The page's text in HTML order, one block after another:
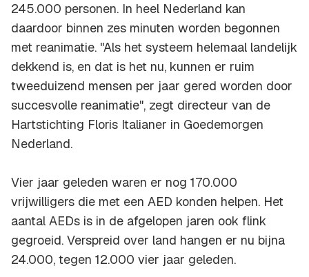
245.000 personen. In heel Nederland kan
daardoor binnen zes minuten worden begonnen
met reanimatie. "Als het systeem helemaal landelijk
dekkend is, en dat is het nu, kunnen er ruim
tweeduizend mensen per jaar gered worden door
succesvolle reanimatie", zegt directeur van de
Hartstichting Floris Italianer in Goedemorgen
Nederland.
Vier jaar geleden waren er nog 170.000
vrijwilligers die met een AED konden helpen. Het
aantal AEDs is in de afgelopen jaren ook flink
gegroeid. Verspreid over land hangen er nu bijna
24.000, tegen 12.000 vier jaar geleden.